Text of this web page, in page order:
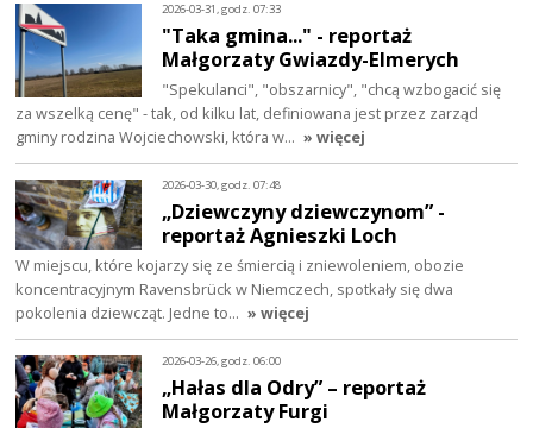
2026-03-31, godz. 07:33
"Taka gmina..." - reportaż
Małgorzaty Gwiazdy-Elmerych
"Spekulanci", "obszarnicy", "chcą wzbogacić się
za wszelką cenę" - tak, od kilku lat, definiowana jest przez zarząd
gminy rodzina Wojciechowski, która w… » więcej
2026-03-30, godz. 07:48
„Dziewczyny dziewczynom” -
reportaż Agnieszki Loch
W miejscu, które kojarzy się ze śmiercią i zniewoleniem, obozie
koncentracyjnym Ravensbrück w Niemczech, spotkały się dwa
pokolenia dziewcząt. Jedne to… » więcej
2026-03-26, godz. 06:00
„Hałas dla Odry” – reportaż
Małgorzaty Furgi